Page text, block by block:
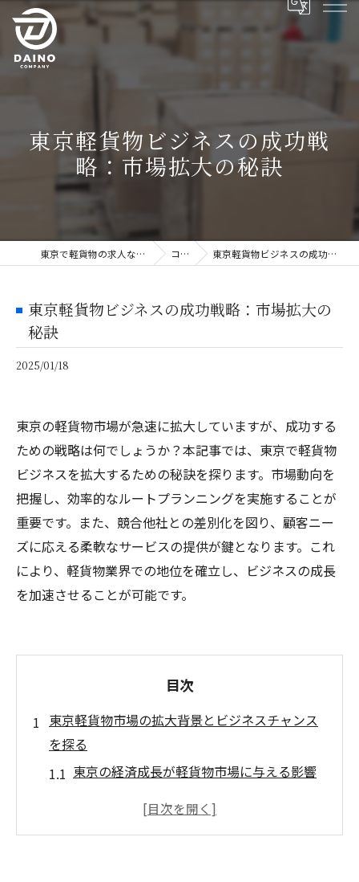
東京軽貨物ビジネスの成功戦
略：市場拡大の秘訣
東京で軽貨物の求人ならDAINO株式会社 コラム 東京軽貨物ビジネスの成功戦略：市場拡大の秘訣
東京軽貨物ビジネスの成功戦略：市場拡大の
秘訣
2025/01/18
東京の軽貨物市場が急速に拡大していますが、成功する
ための戦略は何でしょうか？本記事では、東京で軽貨物
ビジネスを拡大するための秘訣を探ります。市場動向を
把握し、効率的なルートプランニングを実施することが
重要です。また、競合他社との差別化を図り、顧客ニー
ズに応える柔軟なサービスの提供が鍵となります。これ
により、軽貨物業界での地位を確立し、ビジネスの成長
を加速させることが可能です。
目次
東京軽貨物市場の拡大背景とビジネスチャンス
を探る
東京の経済成長が軽貨物市場に与える影響
都市集中化がもたらす新しい物流ニーズ